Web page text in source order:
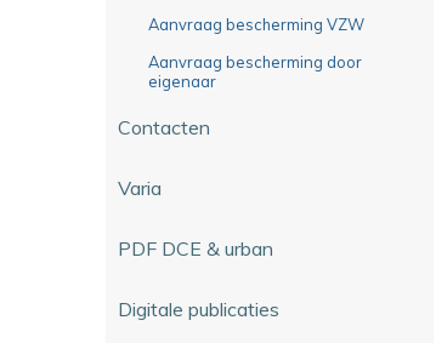
Aanvraag bescherming VZW
Aanvraag bescherming door
eigenaar
Contacten
Varia
PDF DCE & urban
Digitale publicaties